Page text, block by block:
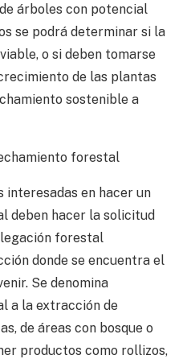
árboles con potencial
se podrá determinar si la
o si deben tomarse
de las plantas
sostenible a
forestal
interesadas en hacer un
deben hacer la solicitud
forestal
donde se encuentra el
Se denomina
a la extracción de
de áreas con bosque o
productos como rollizos,